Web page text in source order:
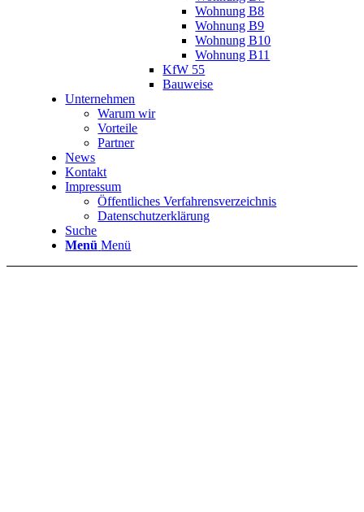
Wohnung B8
Wohnung B9
Wohnung B10
Wohnung B11
KfW 55
Bauweise
Unternehmen
Warum wir
Vorteile
Partner
News
Kontakt
Impressum
Öffentliches Verfahrensverzeichnis
Datenschutzerklärung
Suche
Menü Menü